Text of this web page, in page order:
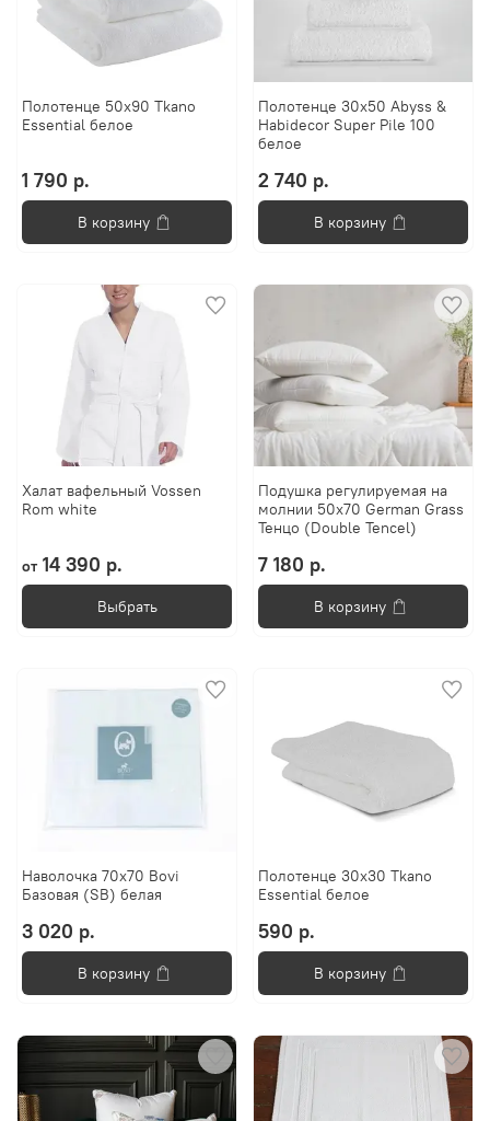
Полотенце 50х90 Tkano
Essential белое
1 790 р.
В корзину
Полотенце 30x50 Abyss &
Habidecor Super Pile 100
белое
2 740 р.
В корзину
Халат вафельный Vossen
Rom white
от 14 390 р.
Выбрать
Подушка регулируемая на
молнии 50х70 German Grass
Тенцо (Double Tencel)
7 180 р.
В корзину
Наволочка 70х70 Bovi
Базовая (SB) белая
3 020 р.
В корзину
Полотенце 30х30 Tkano
Essential белое
590 р.
В корзину